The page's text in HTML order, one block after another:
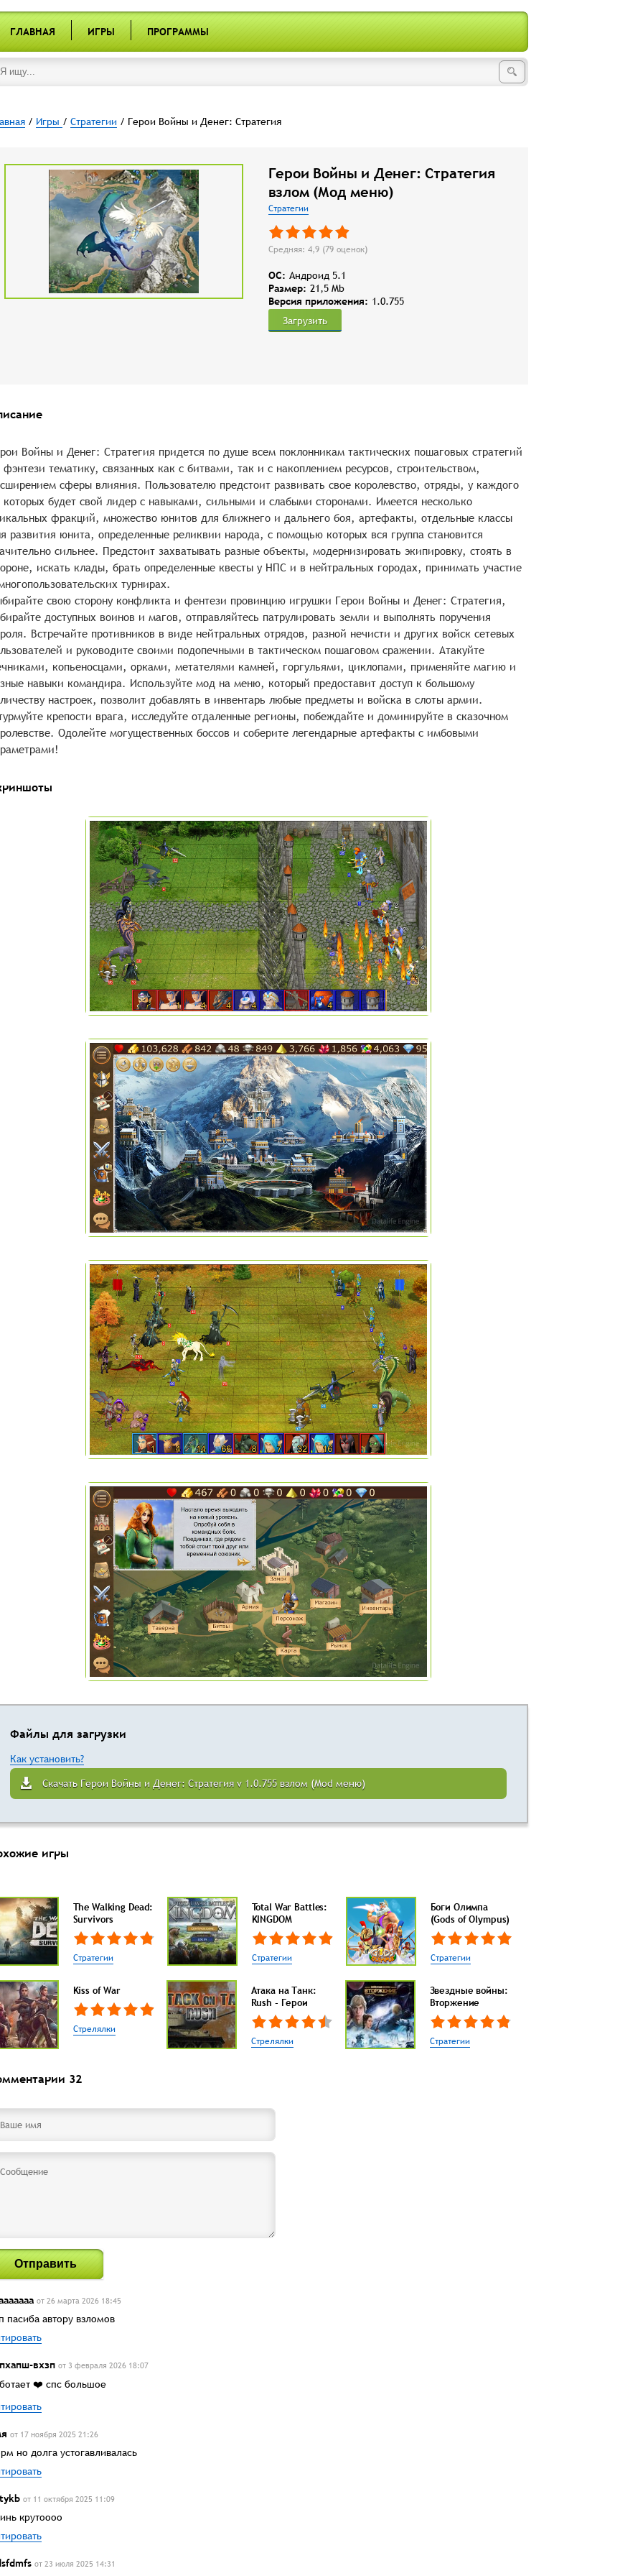
ГЛАВНАЯ ИГРЫ ПРОГРАММЫ
/ Игры / Стратегии / Герои Войны и Денег: Стратегия
Герои Войны и Денег: Стратегия
взлом (Мод меню)
Стратегии
Средняя: 4,9 (79оценок)
OC: Андроид 5.1
Размер: 21,5 Mb
Версия приложения: 1.0.755
Загрузить
Войны и Денег: Стратегия придется по душе всем поклонникам тактических пошаговых стратегий
фэнтези тематику, связанных как с битвами, так и с накоплением ресурсов, строительством,
сферы влияния. Пользователю предстоит развивать свое королевство, отряды, у каждого
которых будет свой лидер с навыками, сильными и слабыми сторонами. Имеется несколько
фракций, множество юнитов для ближнего и дальнего боя, артефакты, отдельные классы
развития юнита, определенные реликвии народа, с помощью которых вся группа становится
сильнее. Предстоит захватывать разные объекты, модернизировать экипировку, стоять в
искать клады, брать определенные квесты у НПС и в нейтральных городах, принимать участие
турнирах.
свою сторону конфликта и фентези провинцию игрушки Герои Войны и Денег: Стратегия,
доступных воинов и магов, отправляйтесь патрулировать земли и выполнять поручения
Встречайте противников в виде нейтральных отрядов, разной нечисти и других войск сетевых
и руководите своими подопечными в тактическом пошаговом сражении. Атакуйте
копьеносцами, орками, метателями камней, горгульями, циклопами, применяйте магию и
навыки командира. Используйте мод на меню, который предоставит доступ к большому
настроек, позволит добавлять в инвентарь любые предметы и войска в слоты армии.
крепости врага, исследуйте отдаленные регионы, побеждайте и доминируйте в сказочном
Одолейте могущественных боссов и соберите легендарные артефакты с имбовыми
Файлы для загрузки
Как установить?
Скачать Герои Войны и Денег: Стратегия v 1.0.755 взлом (Mod меню)
игры
The Walking Dead:
Survivors
Стратегии
Total War Battles:
KINGDOM
Стратегии
Боги Олимпа
(Gods of Olympus)
Стратегии
Kiss of War
Стрелялки
Атака на Танк:
Rush - Герои
Стрелялки
Звездные войны:
Вторжение
Стратегии
32
Отправить
от 26 марта 2026 18:45
пасиба автору взломов
вхзп от 3 февраля 2026 18:07
❤️ спс большое
от 17 ноября 2025 21:26
но долга устогавливалась
от 11 октября 2025 11:09
крутоооо
от 23 июля 2025 14:31